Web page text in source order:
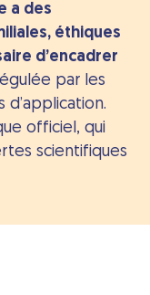
a des
éthiques
d’encadrer
par les
officiel, qui
scientifiques